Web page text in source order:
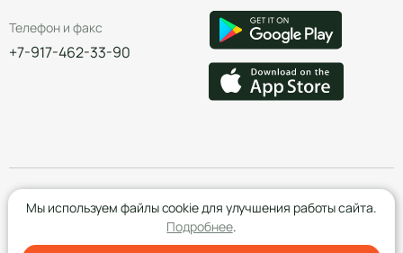
Телефон и факс
+7-917-462-33-90
Мы используем файлы cookie для улучшения работы сайта.
Подробнее.